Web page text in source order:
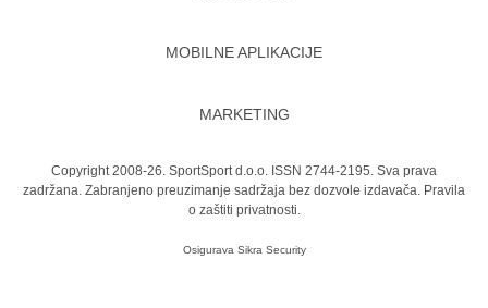
MOBILNE APLIKACIJE
MARKETING
Copyright 2008-26. SportSport d.o.o. ISSN 2744-2195. Sva prava
zadržana. Zabranjeno preuzimanje sadržaja bez dozvole izdavača. Pravila
o zaštiti privatnosti.
Osigurava Sikra Security